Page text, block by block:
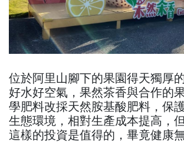
位於阿里山腳下的果園得天獨厚
好水好空氣，果然茶香與合作的
學肥料改採天然胺基酸肥料，保
生態環境，相對生產成本提高，
這樣的投資是值得的，畢竟健康